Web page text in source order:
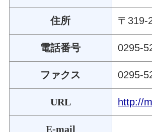
住所 〒319-
電話番号 0295-
ファクス 0295-
URL http://
E-mail